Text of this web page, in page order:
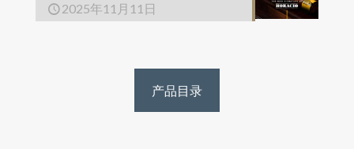
2025年11月11日
产品目录